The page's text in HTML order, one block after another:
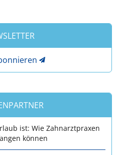
ist: Wie Zahnarztpraxen
können